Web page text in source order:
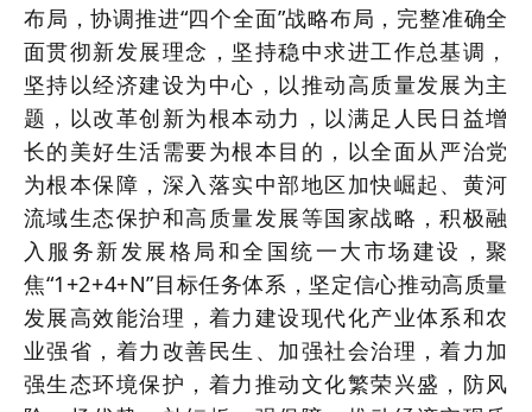
布局，协调推进“四个全面”战略布局，完整准确全
面贯彻新发展理念，坚持稳中求进工作总基调，
坚持以经济建设为中心，以推动高质量发展为主
题，以改革创新为根本动力，以满足人民日益增
长的美好生活需要为根本目的，以全面从严治党
为根本保障，深入落实中部地区加快崛起、黄河
流域生态保护和高质量发展等国家战略，积极融
入服务新发展格局和全国统一大市场建设，聚
焦“1+2+4+N”目标任务体系，坚定信心推动高质量
发展高效能治理，着力建设现代化产业体系和农
业强省，着力改善民生、加强社会治理，着力加
强生态环境保护，着力推动文化繁荣兴盛，防风